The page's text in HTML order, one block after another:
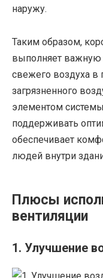
наружу.
Таким образом,
выполняет
свежего воздуха
загрязненного
элементом
поддерживать
обеспечивает
людей внутри
Плюсы
вентиляции
1. Улучшение